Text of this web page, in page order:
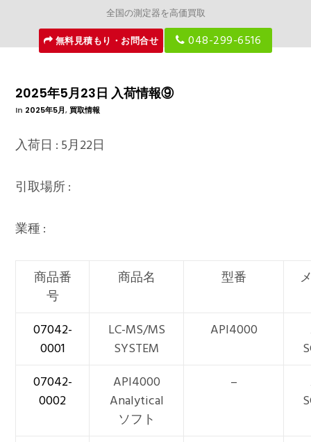
全国の測定器を高価買取
無料見積もり・お問合せ
048-299-6516
2025年5月23日 入荷情報⑨
In 2025年5月,買取情報
入荷日 : 5月22日
引取場所 :
業種 :
商品番
号
商品名 型番
07042-
0001
LC-MS/MS
SYSTEM
API4000
07042-
0002
API4000
Analytical
ソフト
–